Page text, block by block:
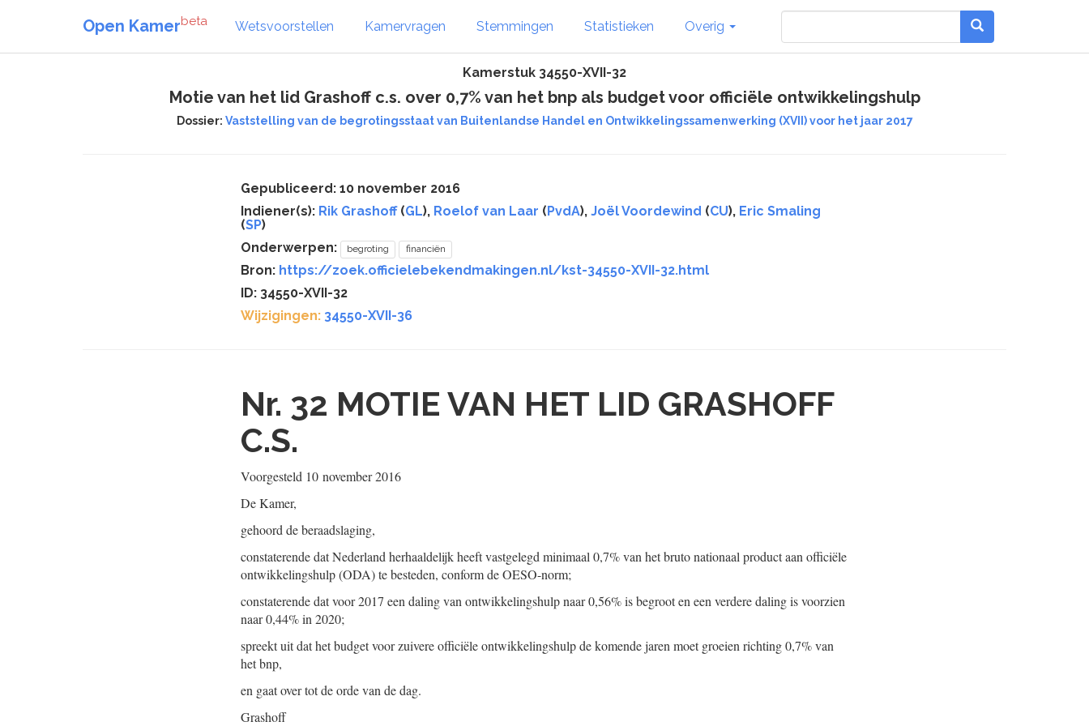
Open Kamerbeta Wetsvoorstellen Kamervragen Stemmingen Statistieken Overig
Kamerstuk 34550-XVII-32
Motie van het lid Grashoff c.s. over 0,7% van het bnp als budget voor officiële ontwikkelingshulp
Dossier: Vaststelling van de begrotingsstaat van Buitenlandse Handel en Ontwikkelingssamenwerking (XVII) voor het jaar 2017
Gepubliceerd: 10 november 2016
Indiener(s): Rik Grashoff(GL), Roelof van Laar (PvdA), Joël Voordewind (CU), Eric Smaling
(SP)
Onderwerpen:
begroting financiën
Bron: https://zoek.officielebekendmakingen.nl/kst-34550-XVII-32.html
ID: 34550-XVII-32
Wijzigingen: 34550-XVII-36
Nr. 32 MOTIE VAN HET LID GRASHOFF
C.S.
Voorgesteld 10 november 2016
De Kamer,
gehoord de beraadslaging,
constaterende dat Nederland herhaaldelijk heeft vastgelegd minimaal 0,7% van het bruto nationaal product aan officiële
ontwikkelingshulp (ODA) te besteden, conform de OESO-norm;
constaterende dat voor 2017 een daling van ontwikkelingshulp naar 0,56% is begroot en een verdere daling is voorzien
naar 0,44% in 2020;
spreekt uit dat het budget voor zuivere officiële ontwikkelingshulp de komende jaren moet groeien richting 0,7% van
het bnp,
en gaat over tot de orde van de dag.
Grashoff